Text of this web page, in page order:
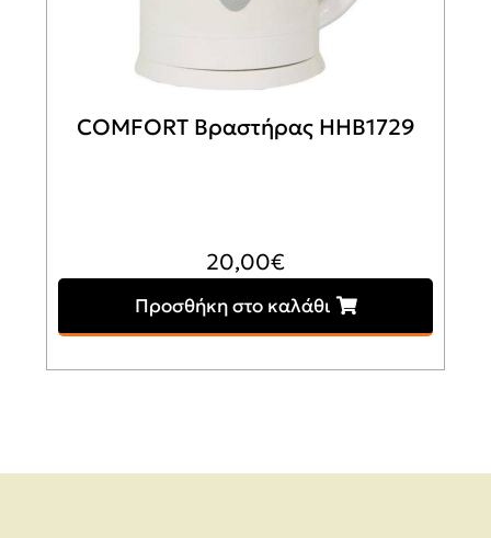
COMFORT Βραστήρας HHB1729
20,00€
Προσθήκη στο καλάθι